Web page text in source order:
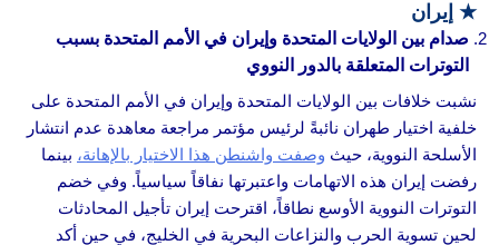
★ إيران
صدام بين الولايات المتحدة وإيران في الأمم المتحدة بسبب
التوترات المتعلقة بالدور النووي
نشبت خلافات بين الولايات المتحدة وإيران في الأمم المتحدة على
خلفية اختيار طهران نائبةً لرئيس مؤتمر مراجعة معاهدة عدم انتشار
الأسلحة النووية، حيث وصفت واشنطن هذا الاختيار بالإهانة، بينما
رفضت إيران هذه الاتهامات واعتبرتها نفاقاً سياسياً. وفي خضم
التوترات النووية الأوسع نطاقاً، اقترحت إيران تأجيل المحادثات
لحين تسوية الحرب والنزاعات البحرية في الخليج، في حين أكد